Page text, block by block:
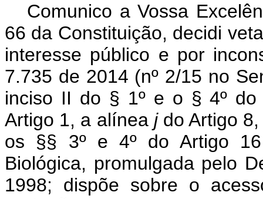
Comunico a Vossa
66 da Constituição, decidi
interesse público e por
7.735 de 2014 (nº 2/15 no
inciso II do § 1º e o § 4º
Artigo 1, a alínea j do Artigo
os §§ 3º e 4º do Artigo 16
Biológica, promulgada pelo
1998; dispõe sobre o